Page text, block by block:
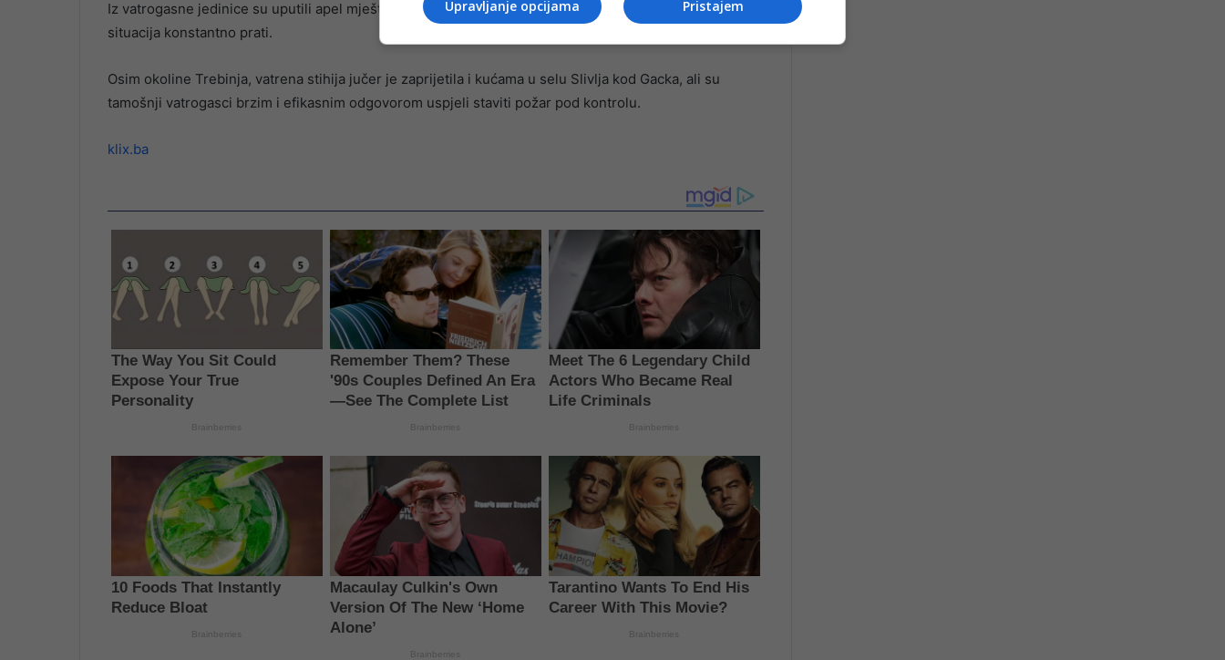
Iz vatrogasne jedinice su uputili apel mještanima ugroženih sela da ostanu mirni i da ne paniče, jer se
situacija konstantno prati.
Osim okoline Trebinja, vatrena stihija jučer je zaprijetila i kućama u selu Slivlja kod Gacka, ali su
tamošnji vatrogasci brzim i efikasnim odgovorom uspjeli staviti požar pod kontrolu.
klix.ba
Pristajem
Upravljanje opcijama